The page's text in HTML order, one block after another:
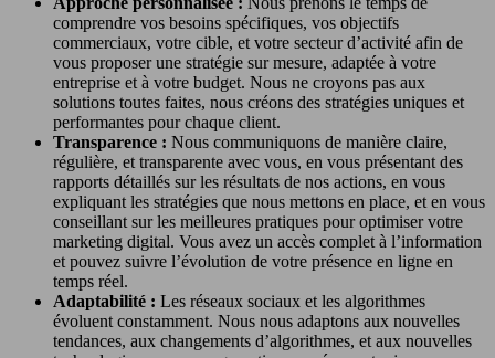
comprendre vos besoins spécifiques, vos objectifs
commerciaux, votre cible, et votre secteur d’activité afin de
vous proposer une stratégie sur mesure, adaptée à votre
entreprise et à votre budget. Nous ne croyons pas aux
solutions toutes faites, nous créons des stratégies uniques et
performantes pour chaque client.
Transparence : Nous communiquons de manière claire,
régulière, et transparente avec vous, en vous présentant des
rapports détaillés sur les résultats de nos actions, en vous
expliquant les stratégies que nous mettons en place, et en vous
conseillant sur les meilleures pratiques pour optimiser votre
marketing digital. Vous avez un accès complet à l’information
et pouvez suivre l’évolution de votre présence en ligne en
temps réel.
Adaptabilité : Les réseaux sociaux et les algorithmes
évoluent constamment. Nous nous adaptons aux nouvelles
tendances, aux changements d’algorithmes, et aux nouvelles